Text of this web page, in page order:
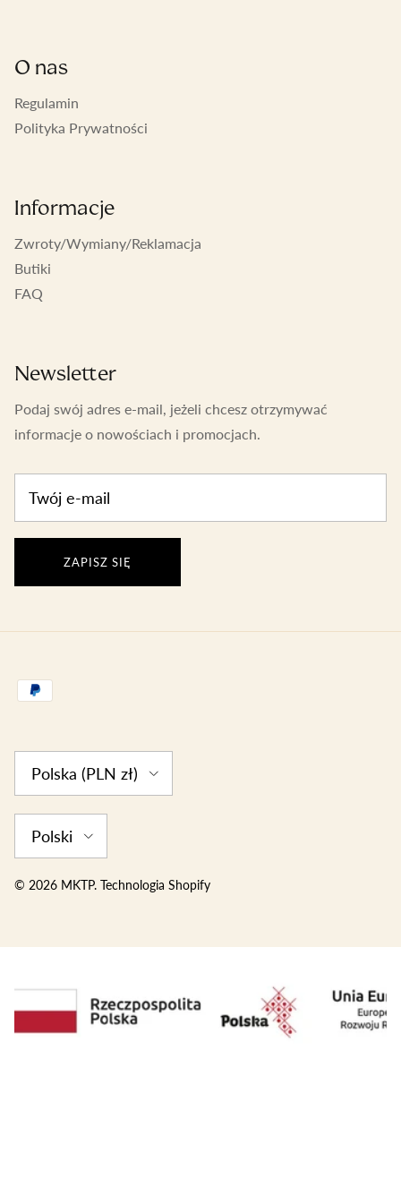
O nas
Regulamin
Polityka Prywatności
Informacje
Zwroty/Wymiany/Reklamacja
Butiki
FAQ
Newsletter
Podaj swój adres e-mail, jeżeli chcesz otrzymywać
informacje o nowościach i promocjach.
ZAPISZ SIĘ
Polska (PLN zł)
Polski
© 2026 MKTP. Technologia Shopify